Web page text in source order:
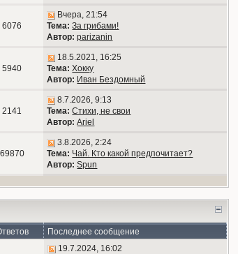
6076
Вчера, 21:54
Тема: За грибами!
Автор: parizanin
5940
18.5.2021, 16:25
Тема: Хокку
Автор: Иван Бездомный
2141
8.7.2026, 9:13
Тема: Стихи, не свои
Автор: Ariel
69870
3.8.2026, 2:24
Тема: Чай. Кто какой предпочитает?
Автор: Spun
Последнее сообщение
19.7.2024, 16:02